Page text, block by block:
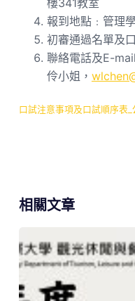
樓341教室
報到地點﹕管理
初審通過名單及
聯絡電話及E-
伶小姐，
口試注意事項及口試順序表_
相關文章